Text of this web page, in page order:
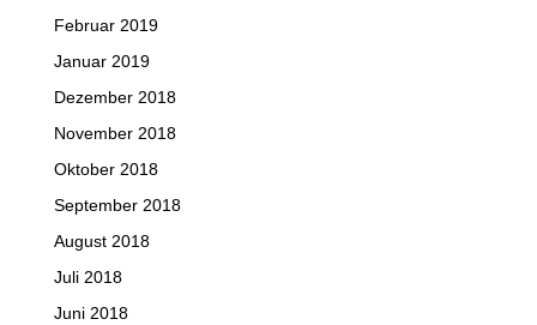
Februar 2019
Januar 2019
Dezember 2018
November 2018
Oktober 2018
September 2018
August 2018
Juli 2018
Juni 2018